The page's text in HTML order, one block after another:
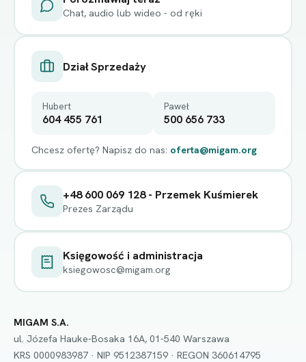
Chat, audio lub wideo - od ręki
Dział Sprzedaży
Hubert
604 455 761
Paweł
500 656 733
Chcesz ofertę? Napisz do nas: oferta@migam.org
+48 600 069 128 - Przemek Kuśmierek
Prezes Zarządu
Księgowość i administracja
ksiegowosc@migam.org
MIGAM S.A.
ul. Józefa Hauke-Bosaka 16A, 01-540 Warszawa
KRS 0000983987 · NIP 9512387159 · REGON 360614795